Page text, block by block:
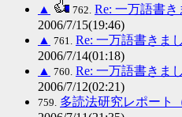
▲
762. Re: 一万語書き
2006/7/15(19:46)
▲ 761. Re: 一万語書きま
2006/7/14(01:18)
▲ 760. Re: 一万語書きま
2006/7/12(02:21)
759. 多読法研究レポート